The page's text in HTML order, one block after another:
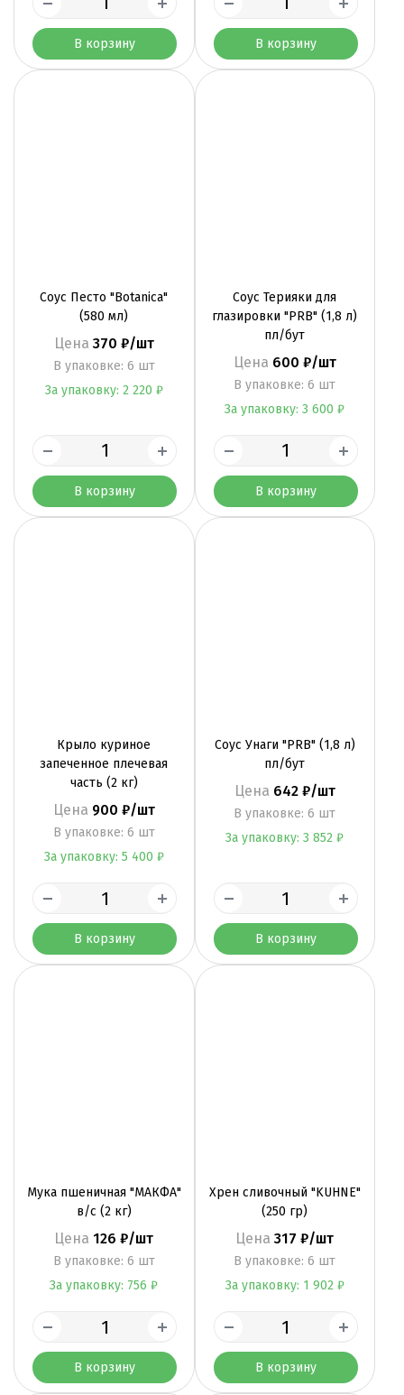
В корзину В корзину
Соус Песто "Botanica"
(580 мл)
Цена 370 ₽/шт
B упаковке: 6 шт
За упаковку: 2 220 ₽
В корзину
Соус Терияки для
глазировки "PRB" (1,8 л)
пл/бут
Цена 600 ₽/шт
B упаковке: 6 шт
За упаковку: 3 600 ₽
В корзину
Крыло куриное
запеченное плечевая
часть (2 кг)
Цена 900 ₽/шт
B упаковке: 6 шт
За упаковку: 5 400 ₽
В корзину
Соус Унаги "PRB" (1,8 л)
пл/бут
Цена 642 ₽/шт
B упаковке: 6 шт
За упаковку: 3 852 ₽
В корзину
Мука пшеничная "МАКФА"
в/с (2 кг)
Цена 126 ₽/шт
B упаковке: 6 шт
За упаковку: 756 ₽
В корзину
Хрен сливочный "KUHNE"
(250 гр)
Цена317 ₽/шт
B упаковке: 6 шт
За упаковку: 1 902 ₽
В корзину